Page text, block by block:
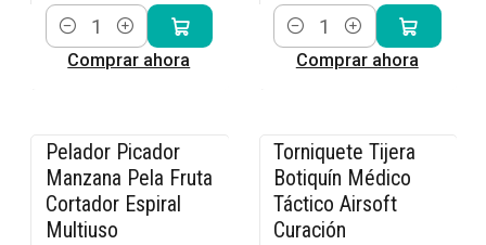
Cantidad
Comprar ahora
Cantidad
Comprar ahora
-20% OFF
Pelador Picador
Manzana Pela Fruta
Cortador Espiral
Multiuso
-17% OFF
Torniquete Tijera
Botiquín Médico
Táctico Airsoft
Curación